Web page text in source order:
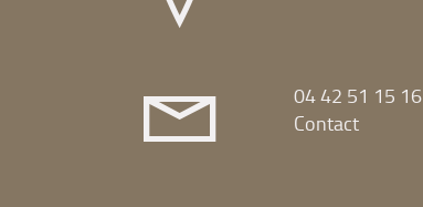
04 42 51 15 16
Contact